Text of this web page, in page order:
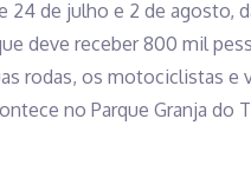
de julho e 2 de agosto,
deve receber 800 mil
rodas, os motociclistas e
no Parque Granja do